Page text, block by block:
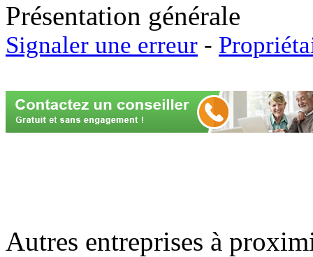
Présentation générale
Signaler une erreur -
Autres entreprises à